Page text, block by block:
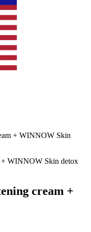
+ WINNOW Skin
cream +